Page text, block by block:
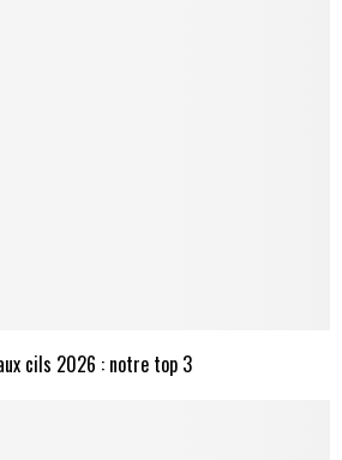
cils 2026 : notre top 3